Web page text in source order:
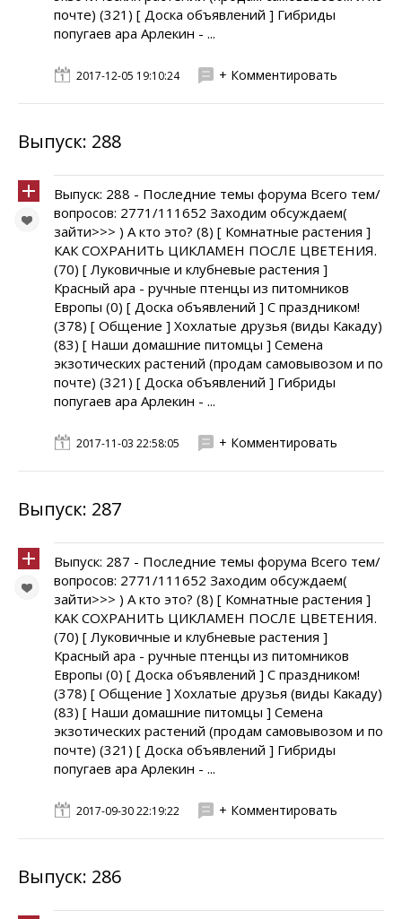
почте) (321) [ Доска объявлений ] Гибриды
попугаев ара Арлекин - ...
2017-12-05 19:10:24 + Комментировать
Выпуск: 288
Выпуск: 288 - Последние темы форума Всего тем/
вопросов: 2771/111652 Заходим обсуждаем(
зайти>>> ) А кто это? (8) [ Комнатные растения ]
КАК СОХРАНИТЬ ЦИКЛАМЕН ПОСЛЕ ЦВЕТЕНИЯ.
(70) [ Луковичные и клубневые растения ]
Красный ара - ручные птенцы из питомников
Европы (0) [ Доска объявлений ] С праздником!
(378) [ Общение ] Хохлатые друзья (виды Какаду)
(83) [ Наши домашние питомцы ] Семена
экзотических растений (продам самовывозом и по
почте) (321) [ Доска объявлений ] Гибриды
попугаев ара Арлекин - ...
2017-11-03 22:58:05 + Комментировать
Выпуск: 287
Выпуск: 287 - Последние темы форума Всего тем/
вопросов: 2771/111652 Заходим обсуждаем(
зайти>>> ) А кто это? (8) [ Комнатные растения ]
КАК СОХРАНИТЬ ЦИКЛАМЕН ПОСЛЕ ЦВЕТЕНИЯ.
(70) [ Луковичные и клубневые растения ]
Красный ара - ручные птенцы из питомников
Европы (0) [ Доска объявлений ] С праздником!
(378) [ Общение ] Хохлатые друзья (виды Какаду)
(83) [ Наши домашние питомцы ] Семена
экзотических растений (продам самовывозом и по
почте) (321) [ Доска объявлений ] Гибриды
попугаев ара Арлекин - ...
2017-09-30 22:19:22 + Комментировать
Выпуск: 286